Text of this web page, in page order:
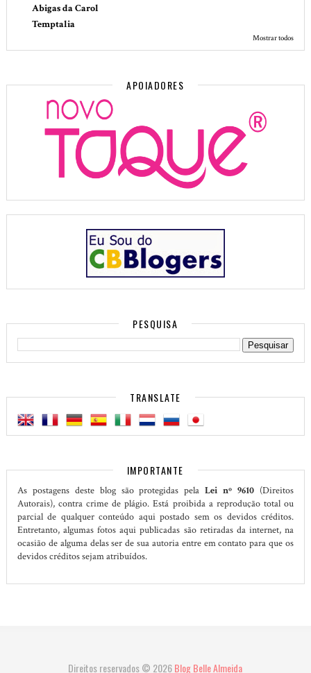
Abigas da Carol
Temptalia
Mostrar todos
APOIADORES
PESQUISA
TRANSLATE
IMPORTANTE
As postagens deste blog são protegidas pelaLei nº 9610 (Direitos
Autorais), contra crime de plágio. Está proibida a reprodução total ou
parcial de qualquer conteúdo aqui postado sem os devidos créditos.
Entretanto, algumas fotos aqui publicadas são retiradas da internet, na
ocasião de alguma delas ser de sua autoria entre em contato para que os
devidos créditos sejam atribuídos.
Direitos reservados © 2026Blog Belle Almeida